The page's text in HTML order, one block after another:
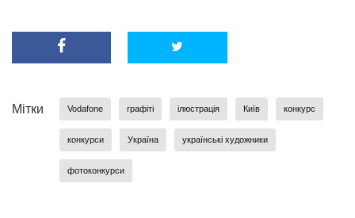
Мітки Vodafone графіті ілюстрація Київ конкурс
конкурси Україна українські художники
фотоконкурси